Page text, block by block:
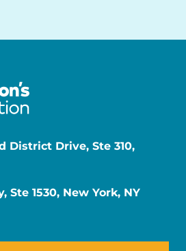
District Drive, Ste 310,
Ste 1530, New York, NY